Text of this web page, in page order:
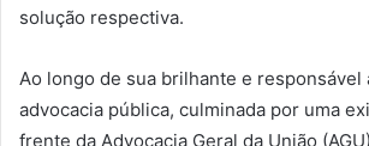
solução respectiva.
Ao longo de sua brilhante e responsável
advocacia pública, culminada por uma
frente da Advocacia Geral da União